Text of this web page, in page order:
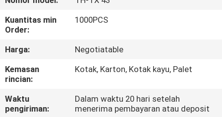
PABRIK
KUALITAS
KAMI
Kuantitas min
Order:
1000PCS
Harga:
Negotiatable
Kemasan
rincian:
Kotak, Karton, Kotak kayu, Palet
Waktu
pengiriman:
Dalam waktu 20 hari setelah
menerima pembayaran atau deposit